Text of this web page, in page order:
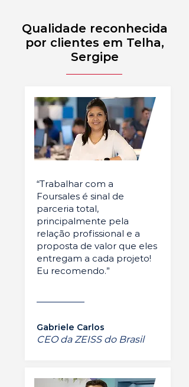
Qualidade reconhecida
por clientes em Telha,
Sergipe
“Trabalhar com a
Foursales é sinal de
parceria total,
principalmente pela
relação profissional e a
proposta de valor que eles
entregam a cada projeto!
Eu recomendo.”
Gabriele Carlos
CEO da ZEISS do Brasil